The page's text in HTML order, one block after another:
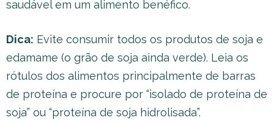
saudável em um alimento benéfico.
Dica: Evite consumir todos os produtos de soja e
edamame (o grão de soja ainda verde). Leia os
rótulos dos alimentos principalmente de barras
de proteína e procure por “isolado de proteína de
soja” ou “proteína de soja hidrolisada”.